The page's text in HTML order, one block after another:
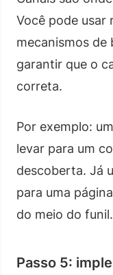
Você pode usar
mecanismos de
garantir que o
correta.
Por exemplo:
levar para um
descoberta. Já
para uma
do meio do funil.
Passo 5: